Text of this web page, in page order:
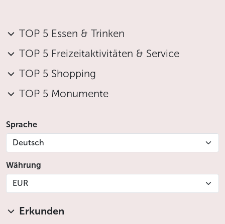
TOP 5 Essen & Trinken
TOP 5 Freizeitaktivitäten & Service
TOP 5 Shopping
TOP 5 Monumente
Sprache
Deutsch
Währung
EUR
Erkunden